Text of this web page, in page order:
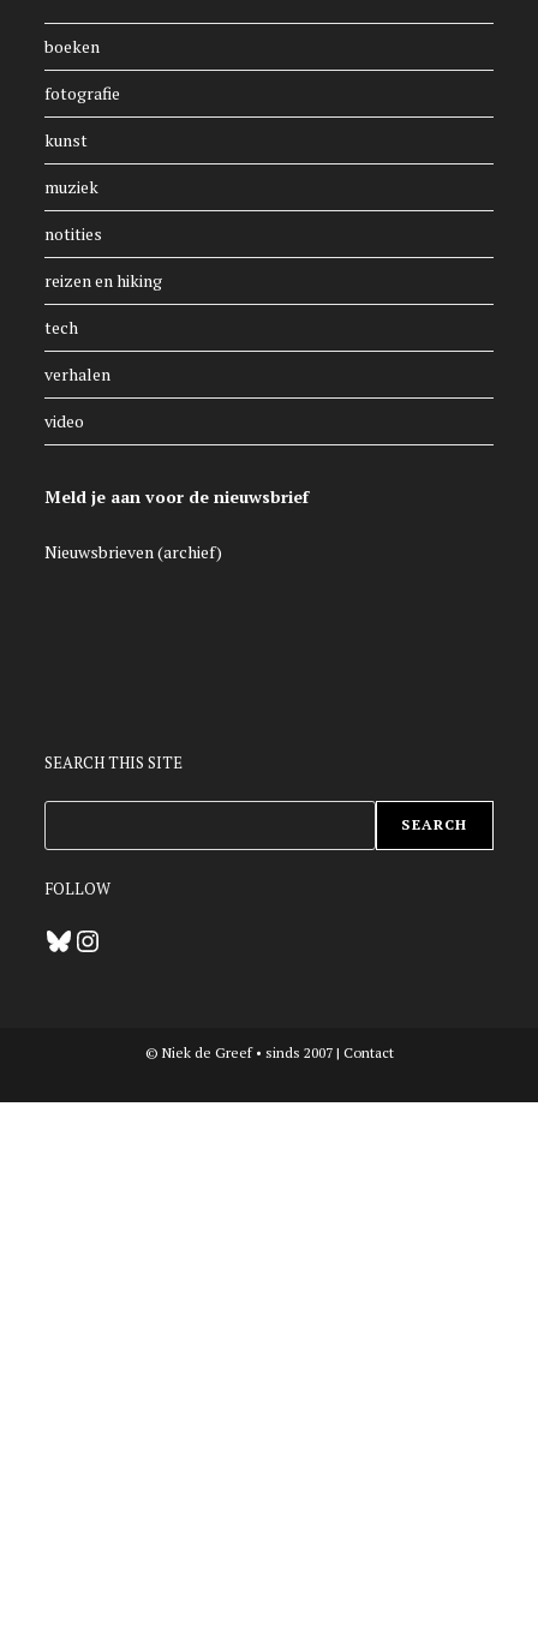
boeken
fotografie
kunst
muziek
notities
reizen en hiking
tech
verhalen
video
Meld je aan voor de nieuwsbrief
Nieuwsbrieven (archief)
SEARCH THIS SITE
SEARCH
FOLLOW
BlueskyInstagram
© Niek de Greef • sinds 2007 | Contact